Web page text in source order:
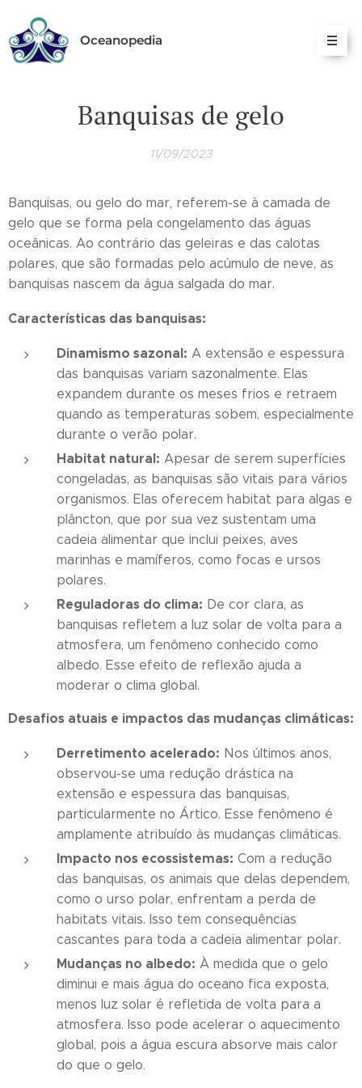
Oceanopedia
Banquisas de gelo
11/09/2023
Banquisas, ou gelo do mar, referem-se à camada de
gelo que se forma pela congelamento das águas
oceânicas. Ao contrário das geleiras e das calotas
polares, que são formadas pelo acúmulo de neve, as
banquisas nascem da água salgada do mar.
Características das banquisas:
Dinamismo sazonal: A extensão e espessura
das banquisas variam sazonalmente. Elas
expandem durante os meses frios e retraem
quando as temperaturas sobem, especialmente
durante o verão polar.
Habitat natural: Apesar de serem superfícies
congeladas, as banquisas são vitais para vários
organismos. Elas oferecem habitat para algas e
plâncton, que por sua vez sustentam uma
cadeia alimentar que inclui peixes, aves
marinhas e mamíferos, como focas e ursos
polares.
Reguladoras do clima: De cor clara, as
banquisas refletem a luz solar de volta para a
atmosfera, um fenômeno conhecido como
albedo. Esse efeito de reflexão ajuda a
moderar o clima global.
Desafios atuais e impactos das mudanças climáticas:
Derretimento acelerado: Nos últimos anos,
observou-se uma redução drástica na
extensão e espessura das banquisas,
particularmente no Ártico. Esse fenômeno é
amplamente atribuído às mudanças climáticas.
Impacto nos ecossistemas: Com a redução
das banquisas, os animais que delas dependem,
como o urso polar, enfrentam a perda de
habitats vitais. Isso tem consequências
cascantes para toda a cadeia alimentar polar.
Mudanças no albedo: À medida que o gelo
diminui e mais água do oceano fica exposta,
menos luz solar é refletida de volta para a
atmosfera. Isso pode acelerar o aquecimento
global, pois a água escura absorve mais calor
do que o gelo.